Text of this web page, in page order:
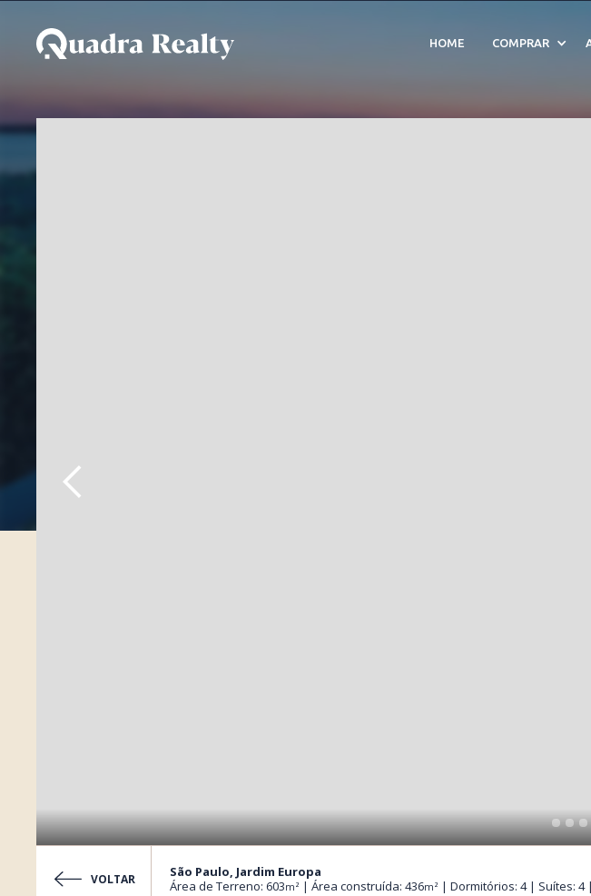
HOME COMPRAR
Casa De Condomínio a venda em
VOLTAR
São Paulo, Jardim Europa
Área de Terreno: 603m² | Área construída: 436m² | Dormitórios: 4 | Suítes: 4